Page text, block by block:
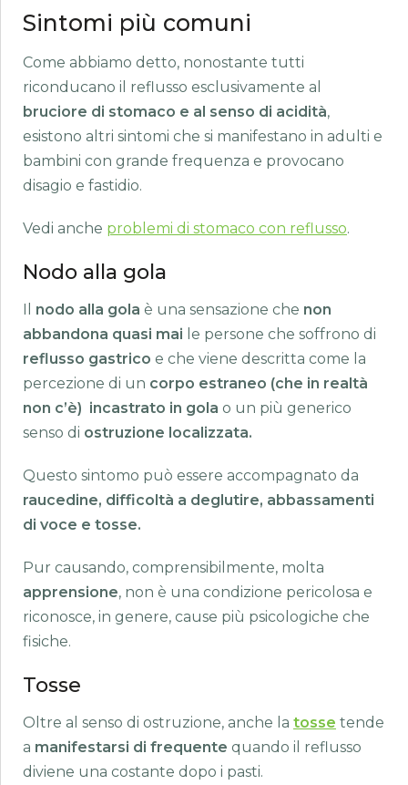
Sintomi più comuni
Come abbiamo detto, nonostante tutti
riconducano il reflusso esclusivamente al
bruciore di stomaco e al senso di acidità,
esistono altri sintomi che si manifestano in adulti e
bambini con grande frequenza e provocano
disagio e fastidio.
Vedi anche problemi di stomaco con reflusso.
Nodo alla gola
Il nodo alla gola è una sensazione che non
abbandona quasi mai le persone che soffrono di
reflusso gastrico e che viene descritta come la
percezione di un corpo estraneo (che in realtà
non c’è) incastrato in gola o un più generico
senso di ostruzione localizzata.
Questo sintomo può essere accompagnato da
raucedine, difficoltà a deglutire, abbassamenti
di voce e tosse.
Pur causando, comprensibilmente, molta
apprensione, non è una condizione pericolosa e
riconosce, in genere, cause più psicologiche che
fisiche.
Tosse
Oltre al senso di ostruzione, anche la tosse tende
a manifestarsi di frequente quando il reflusso
diviene una costante dopo i pasti.